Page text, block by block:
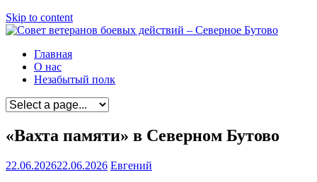
Skip to content
Главная
О нас
Незабытый полк
«Вахта памяти» в Северном Бутово
22.06.202622.06.2026 Евгений